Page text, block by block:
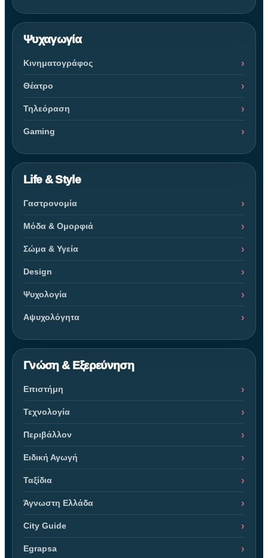
Ψυχαγωγία
Κινηματογράφος
Θέατρο
Τηλεόραση
Gaming
Life & Style
Γαστρονομία
Μόδα & Ομορφιά
Σώμα & Υγεία
Design
Ψυχολογία
Αψυχολόγητα
Γνώση & Εξερεύνηση
Επιστήμη
Τεχνολογία
Περιβάλλον
Ειδική Αγωγή
Ταξίδια
Άγνωστη Ελλάδα
City Guide
Egrapsa